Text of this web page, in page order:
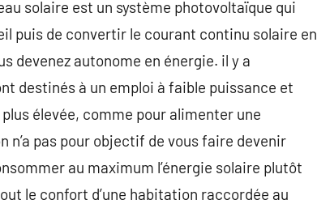
solaire est un système photovoltaïque qui
puis de convertir le courant continu solaire en
devenez autonome en énergie. il y a
destinés à un emploi à faible puissance et
élevée, comme pour alimenter une
pas pour objectif de vous faire devenir
au maximum l’énergie solaire plutôt
le confort d’une habitation raccordée au